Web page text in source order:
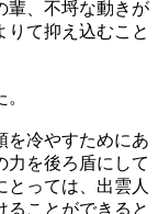
輩、不埒な動きが
りて抑え込むこと
冷やすためにあ
力を後ろ盾にして
っては、出雲人
ることができると